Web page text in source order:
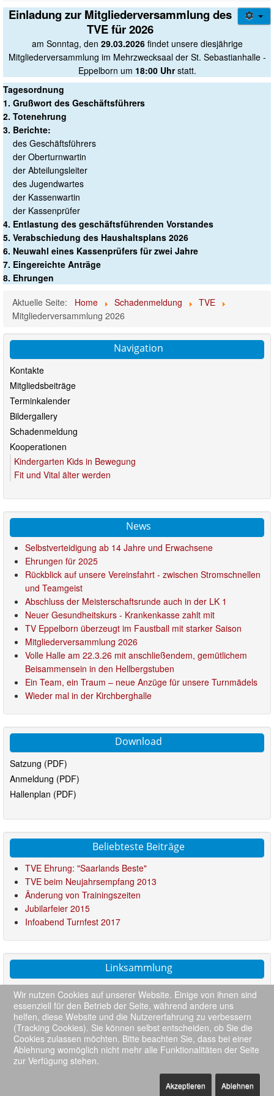
Gesundheitssport + Kurse
Jugendweb
Über uns
Login/out
Einladung zur Mitgliederversammlung des
TVE für 2026
am Sonntag, den 29.03.2026findet unsere diesjährige
Mitgliederversammlung im Mehrzwecksaal der St. Sebastianhalle -
Eppelborn um 18:00 Uhrstatt.
Tagesordnung
1. Grußwort des Geschäftsführers
2. Totenehrung
3. Berichte:
des Geschäftsführers
der Oberturnwartin
der Abteilungsleiter
des Jugendwartes
der Kassenwartin
der Kassenprüfer
4. Entlastung des geschäftsführenden Vorstandes
5. Verabschiedung des Haushaltsplans 2026
6. Neuwahl eines Kassenprüfers für zwei Jahre
7. Eingereichte Anträge
8. Ehrungen
Aktuelle Seite:
Home Schadenmeldung
TVE
Mitgliederversammlung 2026
Navigation
Kontakte
Mitgliedsbeiträge
Terminkalender
Bildergallery
Schadenmeldung
Kooperationen
Kindergarten Kids in Bewegung
Fit und Vital älter werden
News
Selbstverteidigung ab 14 Jahre und Erwachsene
Ehrungen für 2025
Rückblick auf unsere Vereinsfahrt - zwischen Stromschnellen
und Teamgeist
Abschluss der Meisterschaftsrunde auch in der LK 1
Neuer Gesundheitskurs - Krankenkasse zahlt mit
TV Eppelborn überzeugt im Faustball mit starker Saison
Mitgliederversammlung 2026
Volle Halle am 22.3.26 mit anschließendem, gemütlichem
Beisammensein in den Hellbergstuben
Ein Team, ein Traum – neue Anzüge für unsere Turnmädels
Wieder mal in der Kirchberghalle
Download
Satzung (PDF)
Anmeldung (PDF)
Hallenplan (PDF)
Beliebteste Beiträge
TVE Ehrung: "Saarlands Beste"
TVE beim Neujahrsempfang 2013
Änderung von Trainingszeiten
Jubilarfeier 2015
Infoabend Turnfest 2017
Linksammlung
Saarländischer Turnerbund
Turngau Blies
Kids in Bewegung
Deutsche Turnliga
Impressum TVE-Home::Datenschutz::
Wir nutzen Cookies auf unserer Website. Einige von ihnen sind
essenziell für den Betrieb der Seite, während andere uns
helfen, diese Website und die Nutzererfahrung zu verbessern
(Tracking Cookies). Sie können selbst entscheiden, ob Sie die
Cookies zulassen möchten. Bitte beachten Sie, dass bei einer
Ablehnung womöglich nicht mehr alle Funktionalitäten der Seite
zur Verfügung stehen.
Akzeptieren Ablehnen